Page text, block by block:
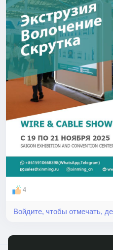
4
Войдите, чтобы отмечать,